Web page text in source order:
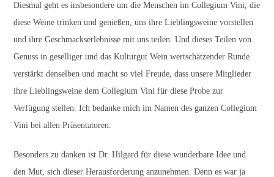
Diesmal geht es insbesondere um die Menschen im Collegium Vini, die
diese Weine trinken und genießen, uns ihre Lieblingsweine vorstellen
und ihre Geschmackserlebnisse mit uns teilen. Und dieses Teilen von
Genuss in geselliger und das Kulturgut Wein wertschätzender Runde
verstärkt denselben und macht so viel Freude, dass unsere Mitglieder
ihre Lieblingsweine dem Collegium Vini für diese Probe zur
Verfügung stellen. Ich bedanke mich im Namen des ganzen Collegium
Vini bei allen Präsentatoren.
Besonders zu danken ist Dr. Hilgard für diese wunderbare Idee und
den Mut, sich dieser Herausforderung anzunehmen. Denn es war ja